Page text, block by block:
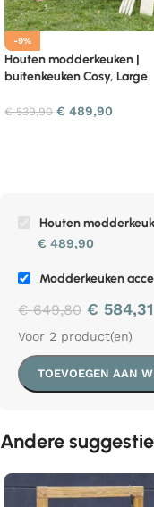
-9%
Houten modderkeuken |
buitenkeuken Cosy, Large
€539,90 € 489,90
Houten
€ 489,90
Modderkeuken
€649,80 € 584,31
Voor 2 product(en)
TOEVOEGEN AAN
Andere